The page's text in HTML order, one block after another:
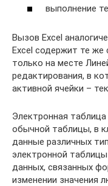
выполнение
Вызов Excel
Excel содержит те же
только на месте
редактирования, в
активной ячейки –
Электронная
обычной таблицы, в
данные различных
электронной
данных, связанных
изменении значения